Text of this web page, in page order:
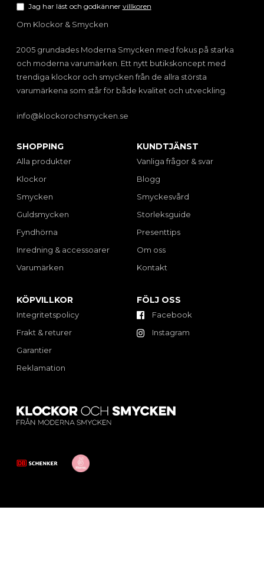
Jag har läst och godkänner villkoren
Om Klockor & Smycken
2005 grundades Moderna Smycken med fokus på starka
och moderna varumärken. Ett nytt butikskoncept med
trendiga klockor och smycken från de allra största
varumärkena som står för både kvalitet och utveckling.
info@klockorochsmycken.se
SHOPPING
Alla produkter
Klockor
Smycken
Guldsmycken
Fyndhörna
Inredning & accessoarer
Varumärken
KUNDTJÄNST
Vanliga frågor & svar
Blogg
Smyckesvård
Storleksguide
Presenttips
Om oss
Kontakt
KÖPVILLKOR
Integritetspolicy
Frakt & returer
Garantier
Reklamation
FÖLJ OSS
Facebook
Instagram